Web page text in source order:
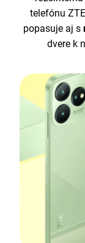
telefónu
popasuje aj s
dvere k